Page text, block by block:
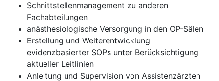
Schnittstellenmanagement zu anderen
Fachabteilungen
anästhesiologische Versorgung in den OP-Sälen
Erstellung und Weiterentwicklung
evidenzbasierter SOPs unter Berücksichtigung
aktueller Leitlinien
Anleitung und Supervision von Assistenzärzten